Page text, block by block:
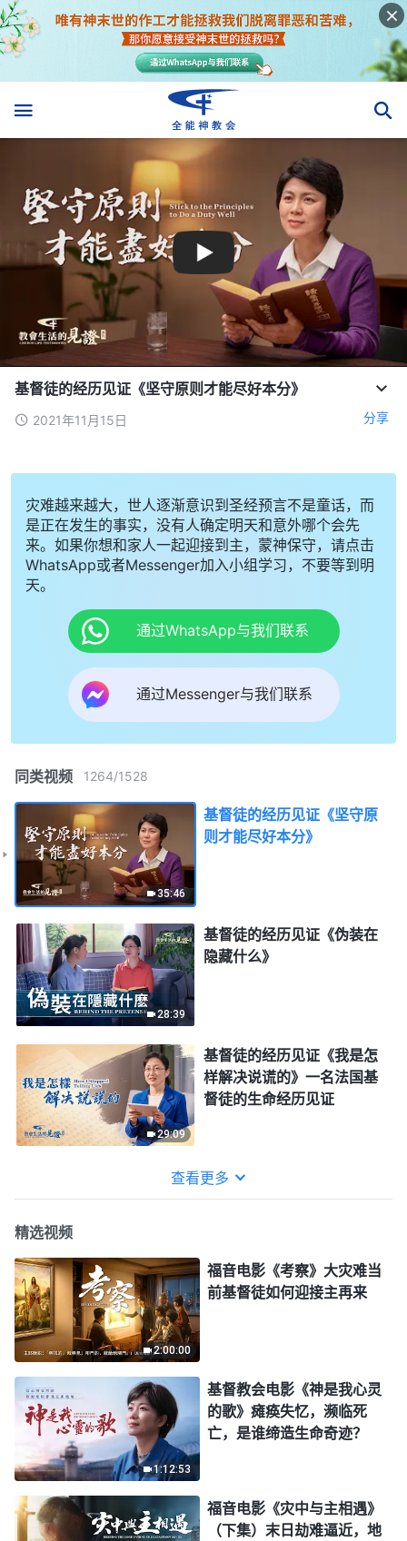
基督徒的经历见证《坚守原则才能尽好本分》
2021年11月15日 分享
灾难越来越大，世人逐渐意识到圣经预言不是童话，而
是正在发生的事实，没有人确定明天和意外哪个会先
来。如果你想和家人一起迎接到主，蒙神保守，请点击
WhatsApp或者Messenger加入小组学习，不要等到明
天。
通过WhatsApp与我们联系
通过Messenger与我们联系
同类视频 1264/1528
35:46
基督徒的经历见证《坚守原
则才能尽好本分》
28:39
基督徒的经历见证《伪装在
隐藏什么》
29:09
基督徒的经历见证《我是怎
样解决说谎的》一名法国基
督徒的生命经历见证
查看更多
精选视频
2:00:00
福音电影《考察》大灾难当
前基督徒如何迎接主再来
1:12:53
基督教会电影《神是我心灵
的歌》瘫痪失忆，濒临死
亡，是谁缔造生命奇迹？
福音电影《灾中与主相遇》
（下集）末日劫难逼近，地